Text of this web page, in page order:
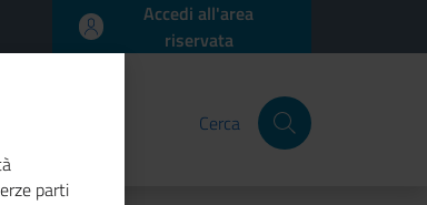
Accedi all'area
riservata
Cerca
parti